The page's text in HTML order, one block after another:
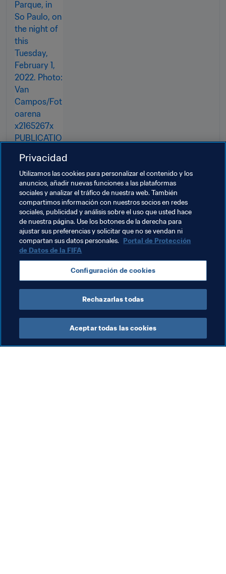
Temas relacionados
Copa Mundial de Clubes EAU 2021™ Brazil
CONMEBOL
Privacidad
Utilizamos las cookies para personalizar el contenido y los
anuncios, añadir nuevas funciones a las plataformas
sociales y analizar el tráfico de nuestra web. También
compartimos información con nuestros socios en redes
sociales, publicidad y análisis sobre el uso que usted hace
de nuestra página. Use los botones de la derecha para
ajustar sus preferencias y solicitar que no se vendan ni
compartan sus datos personales. Portal de Protección
de Datos de la FIFA
Configuración de cookies
Rechazarlas todas
Aceptar todas las cookies